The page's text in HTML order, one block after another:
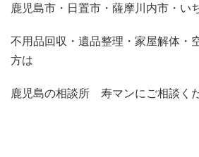
鹿児島市・日置市・薩摩川内市・い
不用品回収・遺品整理・家屋解体・
方は
鹿児島の相談所 寿マンにご相談く